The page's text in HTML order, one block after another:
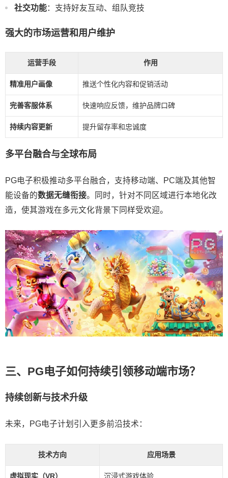
社交功能：支持好友互动、组队竞技
强大的市场运营和用户维护
运营手段 作用
精准用户画像 推送个性化内容和促销活动
完善客服体系 快速响应反馈，维护品牌口碑
持续内容更新 提升留存率和忠诚度
多平台融合与全球布局
PG电子积极推动多平台融合，支持移动端、PC端及其他智
能设备的数据无缝衔接。同时，针对不同区域进行本地化改
造，使其游戏在多元文化背景下同样受欢迎。
三、PG电子如何持续引领移动端市场？
持续创新与技术升级
未来，PG电子计划引入更多前沿技术：
技术方向 应用场景
虚拟现实（VR） 沉浸式游戏体验